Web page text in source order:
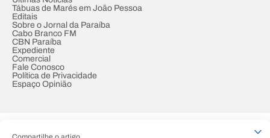
Tábuas de Marés em João Pessoa
Editais
Sobre o Jornal da Paraíba
Cabo Branco FM
CBN Paraíba
Expediente
Comercial
Fale Conosco
Política de Privacidade
Espaço Opinião